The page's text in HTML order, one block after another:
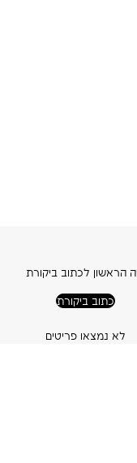
הראשון לכתוב ביקורת
כתוב ביקורת
לא נמצאו פריטים